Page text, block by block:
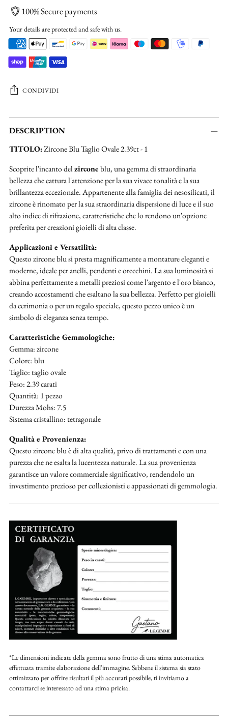
100% Secure payments
Your details are protected and safe with us.
CONDIVIDI
Aggiungere
un
al
carrello...
DESCRIPTION
TITOLO:Zircone Blu Taglio Ovale 2.39ct - 1
Scoprite l'incanto delzirconeblu, una gemma di straordinaria
bellezza che cattura l'attenzione per la sua vivace tonalità e la sua
brillantezza eccezionale. Appartenente alla famiglia dei nesosilicati, il
zircone è rinomato per la sua straordinaria dispersione di luce e il suo
alto indice di rifrazione, caratteristiche che lo rendono un'opzione
preferita per creazioni gioielli di alta classe.
Applicazioni e Versatilità:
Questo zircone blu si presta magnificamente a montature eleganti e
moderne, ideale per anelli, pendenti e orecchini. La sua luminosità si
abbina perfettamente a metalli preziosi come l'argento e l'oro bianco,
creando accostamenti che esaltano la sua bellezza. Perfetto per gioielli
da cerimonia o per un regalo speciale, questo pezzo unico è un
simbolo di eleganza senza tempo.
Caratteristiche Gemmologiche:
Gemma: zircone
Colore: blu
Taglio: taglio ovale
Peso: 2.39 carati
Quantità: 1 pezzo
Durezza Mohs: 7.5
Sistema cristallino: tetragonale
Qualità e Provenienza:
Questo zircone blu è di alta qualità, privo di trattamenti e con una
purezza che ne esalta la lucentezza naturale. La sua provenienza
garantisce un valore commerciale significativo, rendendolo un
investimento prezioso per collezionisti e appassionati di gemmologia.
*Le dimensioni indicate della gemma sono frutto di una stima automatica
effettuata tramite elaborazione dell'immagine. Sebbene il sistema sia stato
ottimizzato per offrire risultati il più accurati possibile, ti invitiamo a
contattarci se interessato ad una stima pricisa.